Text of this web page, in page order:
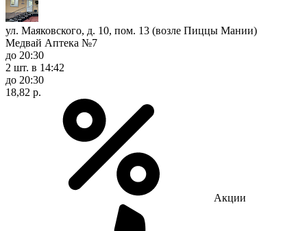
ул. Маяковского, д. 10, пом. 13 (возле Пиццы Мании)
Медвай Аптека №7
до 20:30
2 шт. в 14:42
до 20:30
18,82 р.
Акции